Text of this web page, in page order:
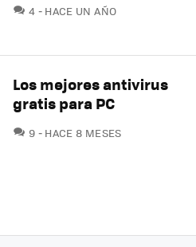
4 COMENTARIOS
HACE UN AÑO
Los mejores antivirus
gratis para PC
9 COMENTARIOS
HACE 8 MESES